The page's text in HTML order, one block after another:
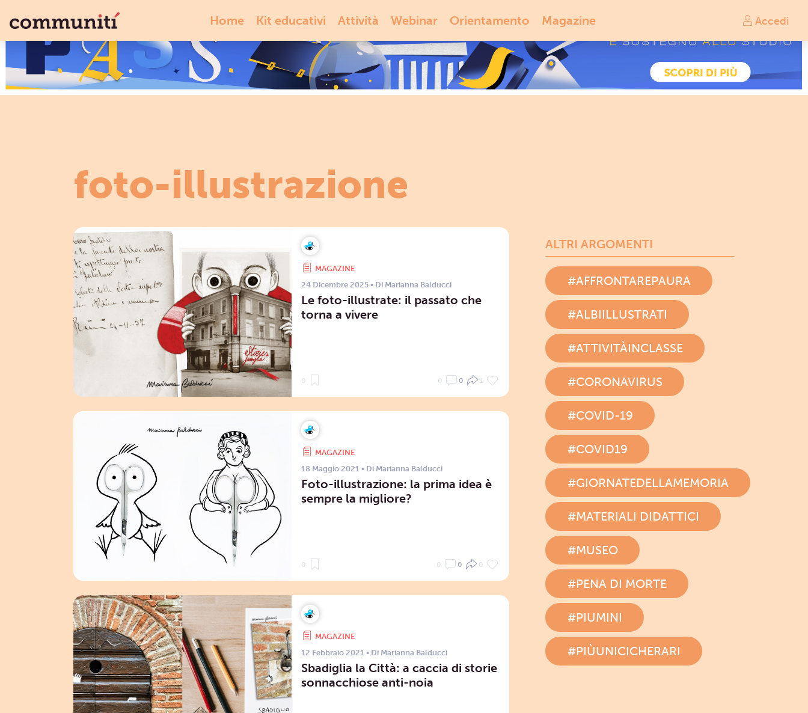
Home Kit educativi Attività Webinar Orientamento Magazine Accedi
foto-illustrazione
MAGAZINE
24 Dicembre 2025• Di Marianna Balducci
Le foto-illustrate: il passato che
torna a vivere
0 0 0 1
MAGAZINE
18 Maggio 2021 • Di Marianna Balducci
Foto-illustrazione: la prima idea è
sempre la migliore?
0 0 0 0
MAGAZINE
12 Febbraio 2021 • Di Marianna Balducci
Sbadiglia la Città: a caccia di storie
sonnacchiose anti-noia
ALTRI ARGOMENTI
#AFFRONTAREPAURA
#ALBIILLUSTRATI
#ATTIVITÀINCLASSE
#CORONAVIRUS
#COVID-19
#COVID19
#GIORNATEDELLAMEMORIA
#MATERIALI DIDATTICI
#MUSEO
#PENA DI MORTE
#PIUMINI
#PIÙUNICICHERARI